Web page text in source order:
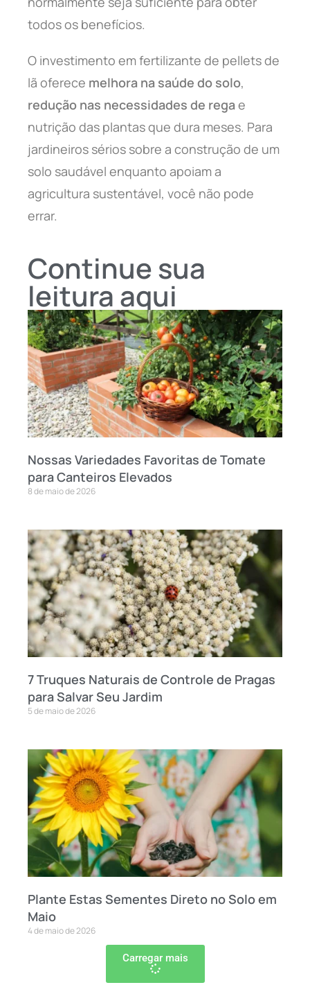
todos os benefícios.
O investimento em fertilizante de pellets de
lã oferece melhora na saúde do solo,
redução nas necessidades de rega e
nutrição das plantas que dura meses. Para
jardineiros sérios sobre a construção de um
solo saudável enquanto apoiam a
agricultura sustentável, você não pode
errar.
Continue sua
leitura aqui
Nossas Variedades Favoritas de Tomate
para Canteiros Elevados
8 de maio de 2026
7 Truques Naturais de Controle de Pragas
para Salvar Seu Jardim
5 de maio de 2026
Plante Estas Sementes Direto no Solo em
Maio
4 de maio de 2026
Carregar mais